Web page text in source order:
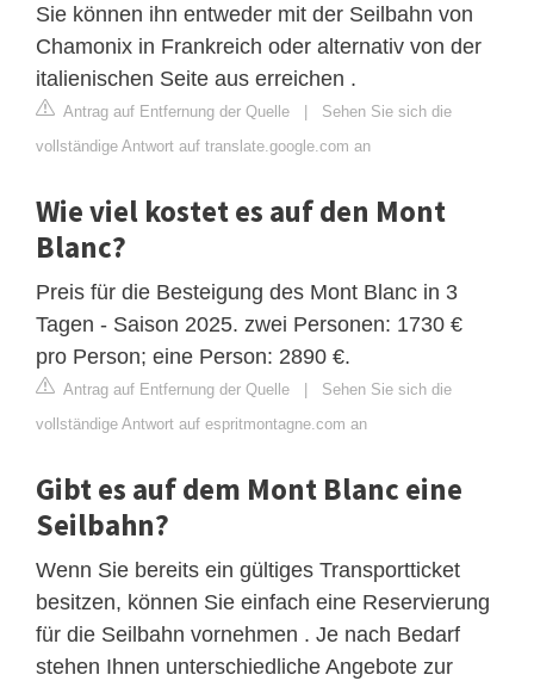
Sie können ihn entweder mit der Seilbahn von
Chamonix in Frankreich oder alternativ von der
italienischen Seite aus erreichen .
Antrag auf Entfernung der Quelle | Sehen Sie sich die
vollständige Antwort auf translate.google.com an
Wie viel kostet es auf den Mont
Blanc?
Preis für die Besteigung des Mont Blanc in 3
Tagen - Saison 2025. zwei Personen: 1730 €
pro Person; eine Person: 2890 €.
Antrag auf Entfernung der Quelle | Sehen Sie sich die
vollständige Antwort auf espritmontagne.com an
Gibt es auf dem Mont Blanc eine
Seilbahn?
Wenn Sie bereits ein gültiges Transportticket
besitzen, können Sie einfach eine Reservierung
für die Seilbahn vornehmen . Je nach Bedarf
stehen Ihnen unterschiedliche Angebote zur